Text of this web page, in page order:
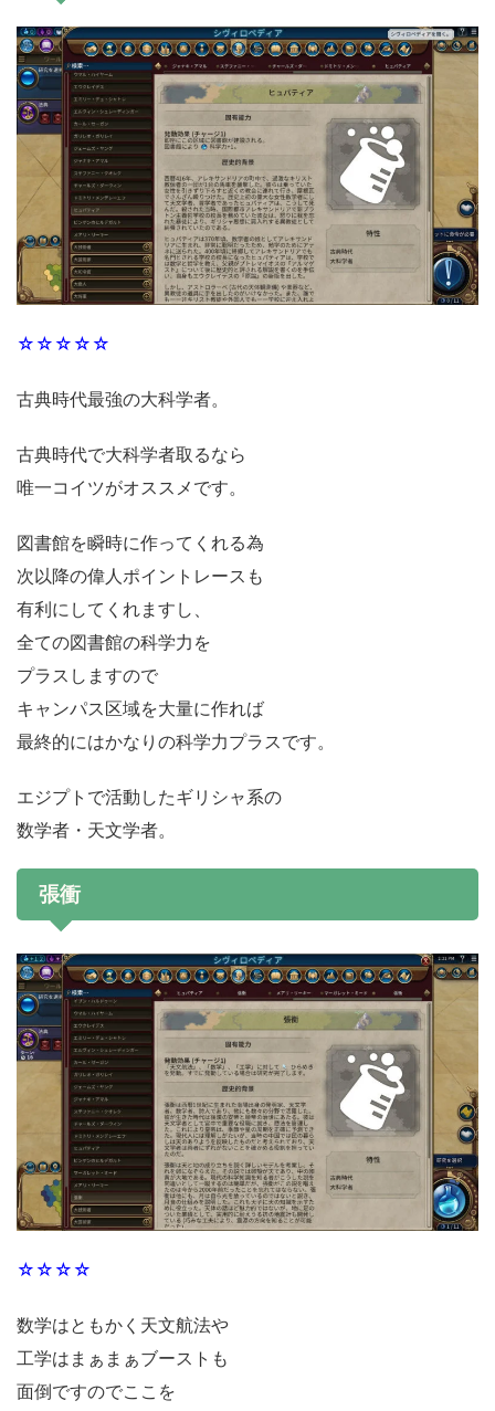
☆☆☆☆☆
古典時代最強の大科学者。
古典時代で大科学者取るなら
唯一コイツがオススメです。
図書館を瞬時に作ってくれる為
次以降の偉人ポイントレースも
有利にしてくれますし、
全ての図書館の科学力を
プラスしますので
キャンパス区域を大量に作れば
最終的にはかなりの科学力プラスです。
エジプトで活動したギリシャ系の
数学者・天文学者。
張衝
☆☆☆☆
数学はともかく天文航法や
工学はまぁまぁブーストも
面倒ですのでここを